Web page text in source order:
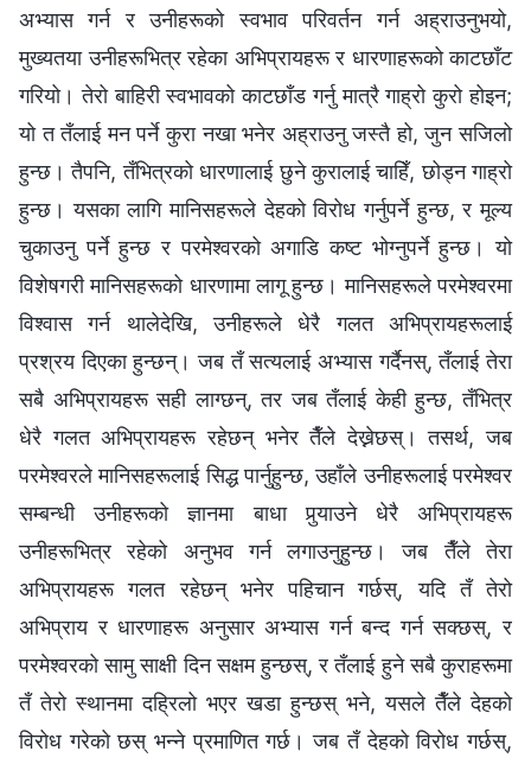
अभ्यास गर्न र उनीहरूको स्वभाव परिवर्तन गर्न अह्राउनुभयो,
मुख्यतया उनीहरूभित्र रहेका अभिप्रायहरू र धारणाहरूको काटछाँट
गरियो। तेरो बाहिरी स्वभावको काटछाँड गर्नु मात्रै गाह्रो कुरो होइन;
यो त तँलाई मन पर्ने कुरा नखा भनेर अह्राउनु जस्तै हो, जुन सजिलो
हुन्छ। तैपनि, तँभित्रको धारणालाई छुने कुरालाई चाहिँ, छोड्न गाह्रो
हुन्छ। यसका लागि मानिसहरूले देहको विरोध गर्नुपर्ने हुन्छ, र मूल्य
चुकाउनु पर्ने हुन्छ र परमेश्‍वरको अगाडि कष्ट भोग्नुपर्ने हुन्छ। यो
विशेषगरी मानिसहरूको धारणामा लागू हुन्छ। मानिसहरूले परमेश्‍वरमा
विश्‍वास गर्न थालेदेखि, उनीहरूले धेरै गलत अभिप्रायहरूलाई
प्रश्रय दिएका हुन्छन्। जब तँ सत्यलाई अभ्यास गर्दैनस्, तँलाई तेरा
सबै अभिप्रायहरू सही लाग्छन्, तर जब तँलाई केही हुन्छ, तँभित्र
धेरै गलत अभिप्रायहरू रहेछन् भनेर तैँले देख्नेछस्। तसर्थ, जब
परमेश्‍वरले मानिसहरूलाई सिद्ध पार्नुहुन्छ, उहाँले उनीहरूलाई परमेश्‍वर
सम्‍बन्धी उनीहरूको ज्ञानमा बाधा पुर्‍याउने धेरै अभिप्रायहरू
उनीहरूभित्र रहेको अनुभव गर्न लगाउनुहुन्छ। जब तैँले तेरा
अभिप्रायहरू गलत रहेछन् भनेर पहिचान गर्छस्, यदि तँ तेरो
अभिप्राय र धारणाहरू अनुसार अभ्यास गर्न बन्द गर्न सक्छस्, र
परमेश्‍वरको सामु साक्षी दिन सक्षम हुन्छस्, र तँलाई हुने सबै कुराहरूमा
तँ तेरो स्थानमा दह्रिलो भएर खडा हुन्छस् भने, यसले तैँले देहको
विरोध गरेको छस् भन्‍ने प्रमाणित गर्छ। जब तँ देहको विरोध गर्छस्,